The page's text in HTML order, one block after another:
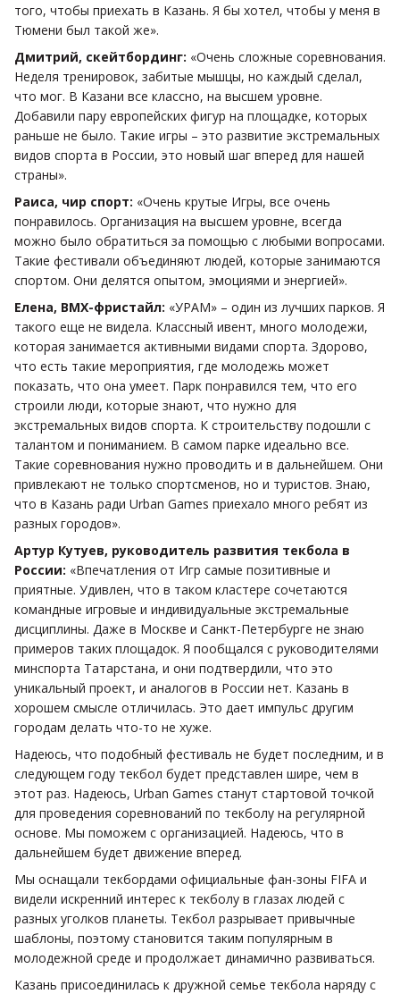
того, чтобы приехать в Казань. Я бы хотел, чтобы у меня в
Тюмени был такой же».
Дмитрий, скейтбординг: «Очень сложные соревнования.
Неделя тренировок, забитые мышцы, но каждый сделал,
что мог. В Казани все классно, на высшем уровне.
Добавили пару европейских фигур на площадке, которых
раньше не было. Такие игры – это развитие экстремальных
видов спорта в России, это новый шаг вперед для нашей
страны».
Раиса, чир спорт: «Очень крутые Игры, все очень
понравилось. Организация на высшем уровне, всегда
можно было обратиться за помощью с любыми вопросами.
Такие фестивали объединяют людей, которые занимаются
спортом. Они делятся опытом, эмоциями и энергией».
Елена, BMX-фристайл: «УРАМ» – один из лучших парков. Я
такого еще не видела. Классный ивент, много молодежи,
которая занимается активными видами спорта. Здорово,
что есть такие мероприятия, где молодежь может
показать, что она умеет. Парк понравился тем, что его
строили люди, которые знают, что нужно для
экстремальных видов спорта. К строительству подошли с
талантом и пониманием. В самом парке идеально все.
Такие соревнования нужно проводить и в дальнейшем. Они
привлекают не только спортсменов, но и туристов. Знаю,
что в Казань ради Urban Games приехало много ребят из
разных городов».
Артур Кутуев, руководитель развития текбола в
России: «Впечатления от Игр самые позитивные и
приятные. Удивлен, что в таком кластере сочетаются
командные игровые и индивидуальные экстремальные
дисциплины. Даже в Москве и Санкт-Петербурге не знаю
примеров таких площадок. Я пообщался с руководителями
минспорта Татарстана, и они подтвердили, что это
уникальный проект, и аналогов в России нет. Казань в
хорошем смысле отличилась. Это дает импульс другим
городам делать что-то не хуже.
Надеюсь, что подобный фестиваль не будет последним, и в
следующем году текбол будет представлен шире, чем в
этот раз. Надеюсь, Urban Games станут стартовой точкой
для проведения соревнований по текболу на регулярной
основе. Мы поможем с организацией. Надеюсь, что в
дальнейшем будет движение вперед.
Мы оснащали текбордами официальные фан-зоны FIFA и
видели искренний интерес к текболу в глазах людей с
разных уголков планеты. Текбол разрывает привычные
шаблоны, поэтому становится таким популярным в
молодежной среде и продолжает динамично развиваться.
Казань присоединилась к дружной семье текбола наряду с